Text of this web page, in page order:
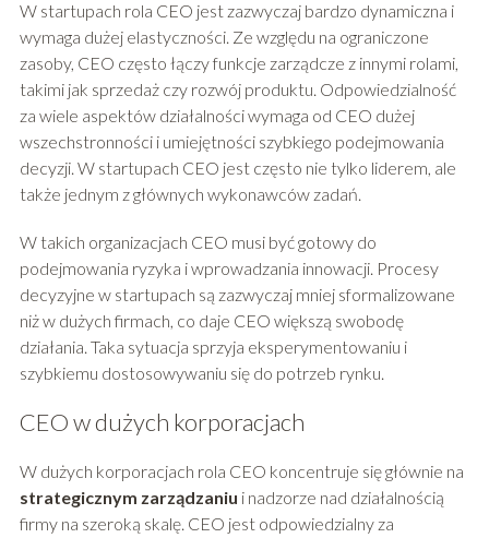
W startupach rola CEO jest zazwyczaj bardzo dynamiczna i
wymaga dużej elastyczności. Ze względu na ograniczone
zasoby, CEO często łączy funkcje zarządcze z innymi rolami,
takimi jak sprzedaż czy rozwój produktu. Odpowiedzialność
za wiele aspektów działalności wymaga od CEO dużej
wszechstronności i umiejętności szybkiego podejmowania
decyzji. W startupach CEO jest często nie tylko liderem, ale
także jednym z głównych wykonawców zadań.
W takich organizacjach CEO musi być gotowy do
podejmowania ryzyka i wprowadzania innowacji. Procesy
decyzyjne w startupach są zazwyczaj mniej sformalizowane
niż w dużych firmach, co daje CEO większą swobodę
działania. Taka sytuacja sprzyja eksperymentowaniu i
szybkiemu dostosowywaniu się do potrzeb rynku.
CEO w dużych korporacjach
W dużych korporacjach rola CEO koncentruje się głównie na
strategicznym zarządzaniu i nadzorze nad działalnością
firmy na szeroką skalę. CEO jest odpowiedzialny za